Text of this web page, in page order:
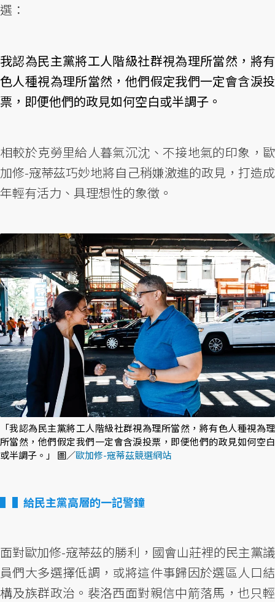
選：
我認為民主黨將工人階級社群視為理所當然，將有
色人種視為理所當然，他們假定我們一定會含淚投
票，即便他們的政見如何空白或半調子。
相較於克勞里給人暮氣沉沈、不接地氣的印象，歐
加修-寇蒂茲巧妙地將自己稍嫌激進的政見，打造成
年輕有活力、具理想性的象徵。
「我認為民主黨將工人階級社群視為理所當然，將有色人種視為理
所當然，他們假定我們一定會含淚投票，即便他們的政見如何空白
或半調子。」 圖／歐加修-寇蒂茲競選網站
▌給民主黨高層的一記警鐘
面對歐加修-寇蒂茲的勝利，國會山莊裡的民主黨議
員們大多選擇低調，或將這件事歸因於選區人口結
構及族群政治。裴洛西面對親信中箭落馬，也只輕